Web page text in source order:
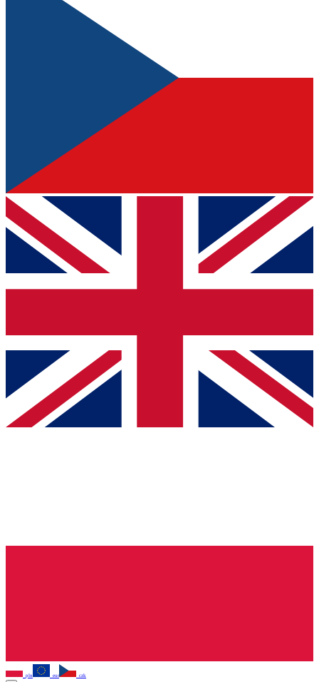
pln eur czk